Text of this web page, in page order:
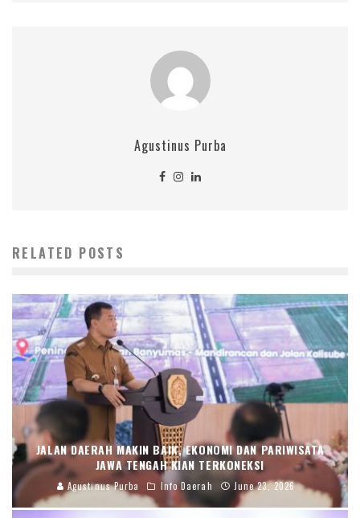
Agustinus Purba
RELATED POSTS
JALAN DAERAH MAKIN BAIK, EKONOMI DAN PARIWISATA
JAWA TENGAH KIAN TERKONEKSI
Agustinus Purba Info Daerah June 23, 2026